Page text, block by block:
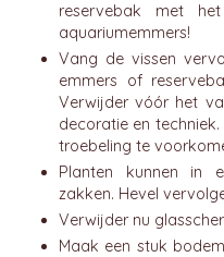
reservebak met
aquariumemmers!
Vang de vissen
emmers of
Verwijder vóór het
decoratie en
troebeling te
Planten kunnen in
zakken. Hevel
Verwijder nu
Maak een stuk